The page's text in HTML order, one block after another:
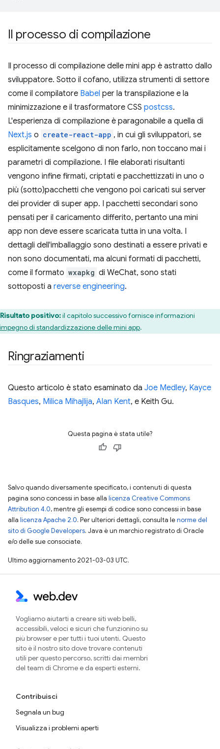
Il processo di compilazione
Il processo di compilazione delle mini app è astratto dallo
sviluppatore. Sotto il cofano, utilizza strumenti di settore
come il compilatore Babel per la transpilazione e la
minimizzazione e il trasformatore CSS postcss.
L'esperienza di compilazione è paragonabile a quella di
Next.js o create-react-app , in cui gli sviluppatori, se
esplicitamente scelgono di non farlo, non toccano mai i
parametri di compilazione. I file elaborati risultanti
vengono infine firmati, criptati e pacchettizzati in uno o
più (sotto)pacchetti che vengono poi caricati sui server
dei provider di super app. I pacchetti secondari sono
pensati per il caricamento differito, pertanto una mini
app non deve essere scaricata tutta in una volta. I
dettagli dell'imballaggio sono destinati a essere privati e
non sono documentati, ma alcuni formati di pacchetti,
come il formato wxapkg di WeChat, sono stati
sottoposti a reverse engineering.
Risultato positivo:il capitolo successivo fornisce informazioni
impegno di standardizzazione delle mini app.
Ringraziamenti
Questo articolo è stato esaminato da Joe Medley, Kayce
Basques, Milica Mihajlija, Alan Kent, e Keith Gu.
Questa pagina è stata utile?
Salvo quando diversamente specificato, i contenuti di questa
pagina sono concessi in base alla licenza Creative Commons
Attribution 4.0, mentre gli esempi di codice sono concessi in base
alla licenza Apache 2.0. Per ulteriori dettagli, consulta lenorme del
sito di Google Developers. Java è un marchio registrato di Oracle
e/o delle sue consociate.
Ultimo aggiornamento 2021-03-03 UTC.
Vogliamo aiutarti a creare siti web belli,
accessibili, veloci e sicuri che funzionino su
più browser e per tutti i tuoi utenti. Questo
sito è il nostro sito dove trovare contenuti
utili per questo percorso, scritti dai membri
del team di Chrome e da esperti esterni.
Contribuisci
Segnala un bug
Visualizza i problemi aperti